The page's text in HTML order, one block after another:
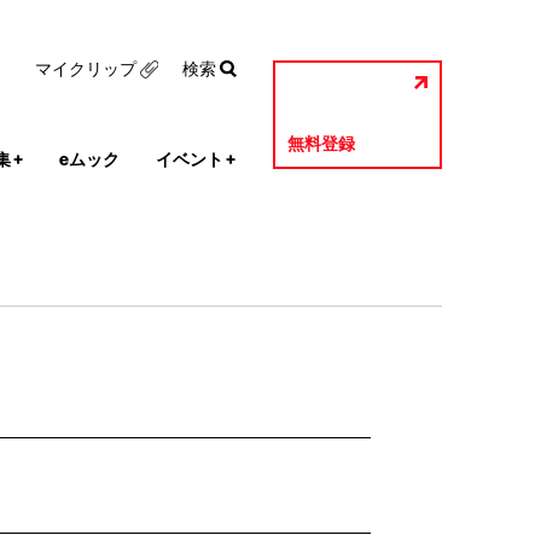
+ eムック イベント +
無料登録
マイクリップ 検索